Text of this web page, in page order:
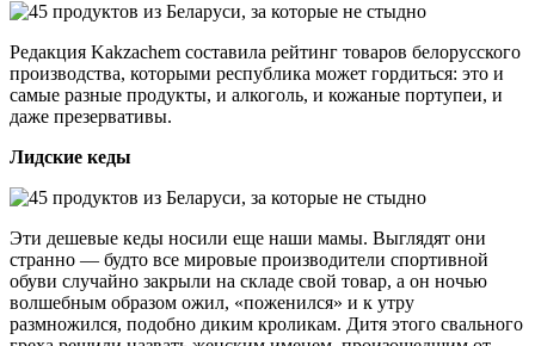
Редакция Kakzachem составила рейтинг товаров белорусского
производства, которыми республика может гордиться: это и
самые разные продукты, и алкоголь, и кожаные портупеи, и
даже презервативы.
Лидские кеды
Эти дешевые кеды носили еще наши мамы. Выглядят они
странно — будто все мировые производители спортивной
обуви случайно закрыли на складе свой товар, а он ночью
волшебным образом ожил, «поженился» и к утру
размножился, подобно диким кроликам. Дитя этого свального